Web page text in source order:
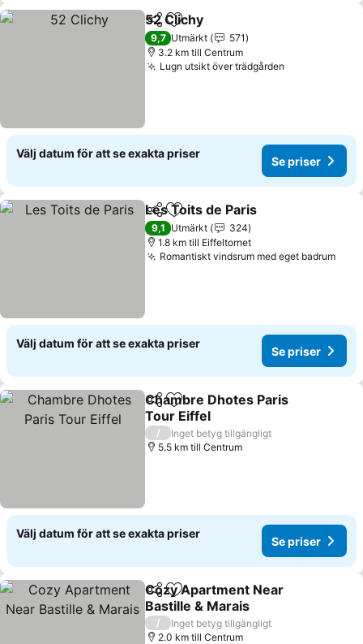
Dela Lägg till i Mina Favoriter
52 Clichy
9,7 Utmärkt
571
3.2 km till Centrum
Lugn utsikt över trädgården
Välj datum för att se exakta priser
Se priser
Dela Lägg till i Mina Favoriter
Les Toits de Paris
9,1 Utmärkt
324
1.8 km till Eiffeltornet
Romantiskt vindsrum med eget badrumSe
Välj datum för att se exakta priser
Se priser
Dela Lägg till i Mina Favoriter
Chambre Dhotes Paris
Tour Eiffel
Se priser
/
Inget betyg tillgängligt
5.5 km till Centrum
Välj datum för att se exakta priser
Se priser
Dela Lägg till i Mina Favoriter
Cozy Apartment Near
Bastille & Marais
Se priser
/
Inget betyg tillgängligt
2.0 km till Centrum